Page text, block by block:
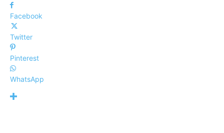
Facebook
Twitter
Pinterest
WhatsApp